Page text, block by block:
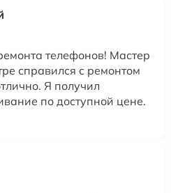
телефонов! Мастер
справился с ремонтом
Я получил
по доступной цене.